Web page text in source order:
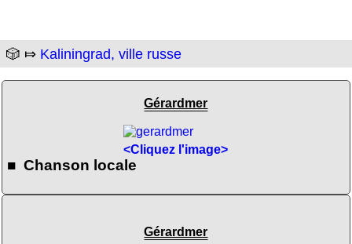
🎲 ⤇ Kaliningrad, ville russe
Gérardmer
<Cliquez l'image>
■ Chanson locale
Gérardmer